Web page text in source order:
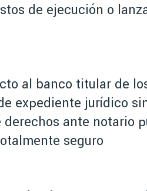
de ejecución o
al banco titular de
expediente jurídico
derechos ante notario
seguro